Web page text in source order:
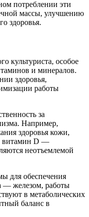
потреблении эти
массы, улучшению
здоровья.
культуриста, особое
и минералов.
здоровья,
работы
за
Например,
здоровья кожи,
витамин D —
неотъемлемой
для обеспечения
— железом, работы
в метаболических
баланс в